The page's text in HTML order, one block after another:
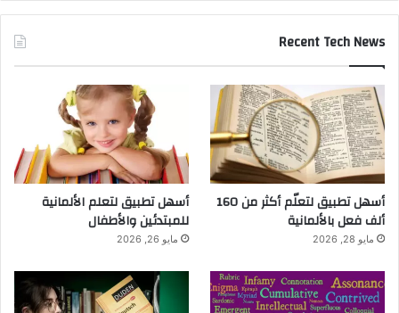
Recent Tech News
أسهل تطبيق لتعلّم أكثر من 160
ألف فعل بالألمانية
مايو 28, 2026
أسهل تطبيق لتعلم الألمانية
للمبتدئين والأطفال
مايو 26, 2026